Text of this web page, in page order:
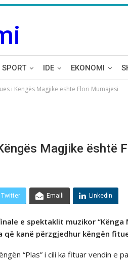
SPORT IDE EKONOMI
i Këngës Magjike ёshtё Flori Mumajesi
Magjike ёshtё
Twitter Emaili Linkedin
e spektaklit muzikor “Kënga
kanë përzgjedhur këngën
“Plas” i cili ka fituar vendin e